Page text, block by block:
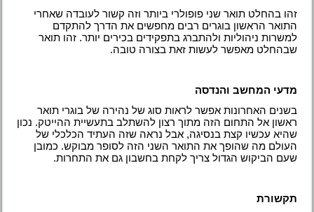
זהו בהחלט תואר שני פופולרי ביותר וזה קשור לעובדה שאחרי
התואר הראשון בוגרים רבים מחפשים את הדרך להתקדם
למשרות ניהוליות ולהתברג בתפקידים בכירים יותר. זהו תואר
שבהחלט מאפשר לעשות זאת בצורה טובה.
מדעי המחשב והנדסה
בשנים האחרונות אפשר לראות סוג של נהירה של בוגרי תואר
ראשון אל התחום הזה מתוך רצון להשתלב בתעשיית ההייטק. נכון
שהיא עכשיו קצת בנסיגה, אבל נראה שזה העתיד הכלכלי של
העולם מה שהופך את התואר השני הזה לסופר מבוקש. כמובן
שעם הביקוש הגדול צריך לקחת בחשבון גם את התחרות.
תקשורת